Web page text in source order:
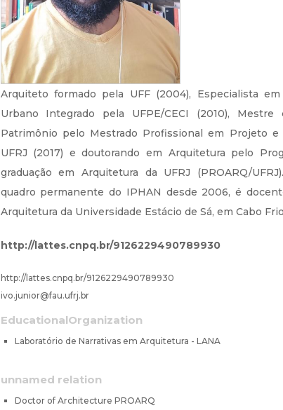
Arquiteto formado pela UFF (2004), Especialista
Urbano Integrado pela UFPE/CECI (2010),
Patrimônio pelo Mestrado Profissional em Projeto e
UFRJ (2017) e doutorando em Arquitetura pelo
graduação em Arquitetura da UFRJ (PROARQ/
quadro permanente do IPHAN desde 2006, é
Arquitetura da Universidade Estácio de Sá, em Cabo
http://lattes.cnpq.br/9126229490789930
http://lattes.cnpq.br/9126229490789930
ivo.junior@fau.ufrj.br
EducationalOrganization
Laboratório de Narrativas em Arquitetura - LANA
unnamed relation
Doctor of Architecture PROARQ